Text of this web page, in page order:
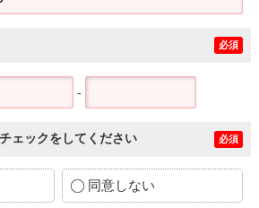
必須
-
ェックをしてください 必須
同意しない